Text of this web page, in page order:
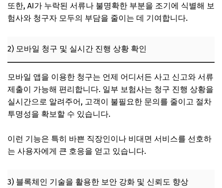
또한, AI가 누락된 서류나 불명확한 부분을 조기에 식별해 보
험사와 청구자 모두의 부담을 줄이는 데 기여합니다.
2) 모바일 청구 및 실시간 진행 상황 확인
모바일 앱을 이용한 청구는 언제 어디서든 사고 신고와 서류
제출이 가능해 편리합니다. 일부 보험사는 청구 진행 상황을
실시간으로 알려주어, 고객이 불필요한 문의를 줄이고 절차
투명성을 확보할 수 있습니다.
이런 기능은 특히 바쁜 직장인이나 비대면 서비스를 선호하
는 사용자에게 큰 호응을 얻고 있습니다.
3) 블록체인 기술을 활용한 보안 강화 및 신뢰도 향상